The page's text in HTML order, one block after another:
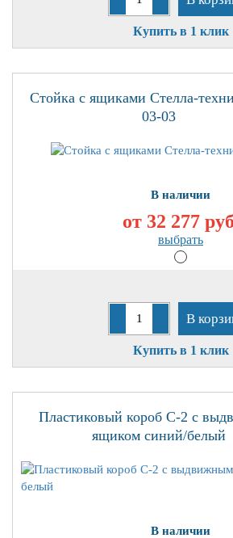
Купить в 1 клик
Стойка с ящиками Стелла-
03-03
В наличии
от 32 277
выбрать
В
Купить в 1 клик
Пластиковый короб С-2 с
ящиком синий/белый
В наличии